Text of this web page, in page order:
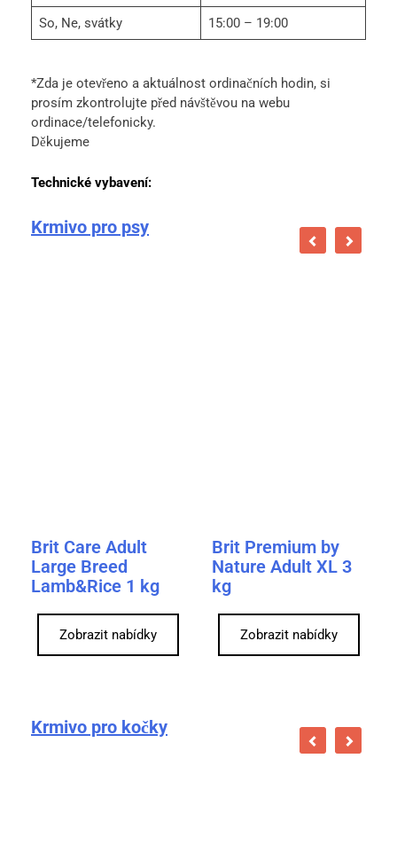
So, Ne, svátky 15:00 – 19:00
*Zda je otevřeno a aktuálnost ordinačních hodin, si
prosím zkontrolujte před návštěvou na webu
ordinace/telefonicky.
Děkujeme
Technické vybavení:
Krmivo pro psy
Brit Care Adult
Large Breed
Lamb&Rice 1 kg
Zobrazit nabídky
Brit Premium by
Nature Adult XL 3
kg
Zobrazit nabídky
Krmivo pro kočky